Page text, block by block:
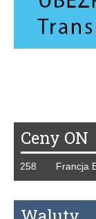
Ceny ON
Francja